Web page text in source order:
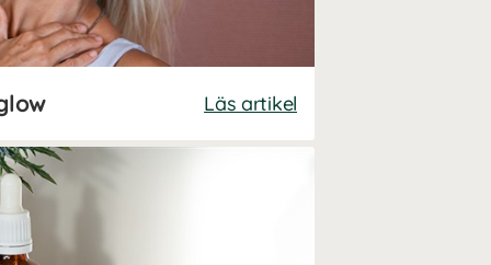
Läs artikel